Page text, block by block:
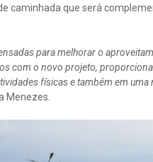
caminhada que será
para melhorar o
com o novo projeto,
físicas e também em
Menezes.